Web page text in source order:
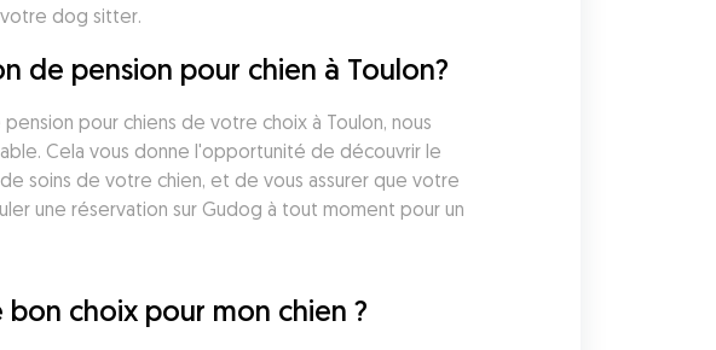
dog sitter.
de pension pour chien à Toulon?
pour chiens de votre choix à Toulon, nous
Cela vous donne l'opportunité de découvrir le
soins de votre chien, et de vous assurer que votre
une réservation sur Gudog à tout moment pour un
choix pour mon chien ?